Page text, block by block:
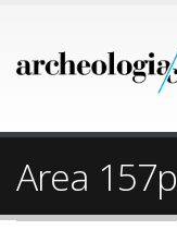
Area 157p